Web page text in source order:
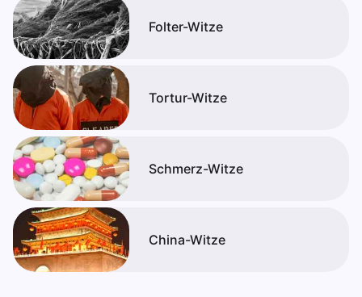
Folter-Witze
Tortur-Witze
Schmerz-Witze
China-Witze